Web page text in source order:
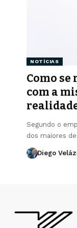
NOTÍCIAS
Como
com a
Segundo o
dos maiores
Diego